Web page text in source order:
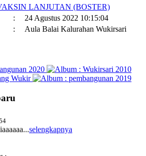
Hayati
tanggal 5 November 2010
LANJUTAN (BOSTER)
:
24 Agustus 2022 10:15:04
:
Aula Balai Kalurahan Wukirsari
Adminduk Kalurahan Wukirsari
:
03 Februari 2023 08:44:13
:
:
:
02 Mei 2024 10:24:40
selengkapnya